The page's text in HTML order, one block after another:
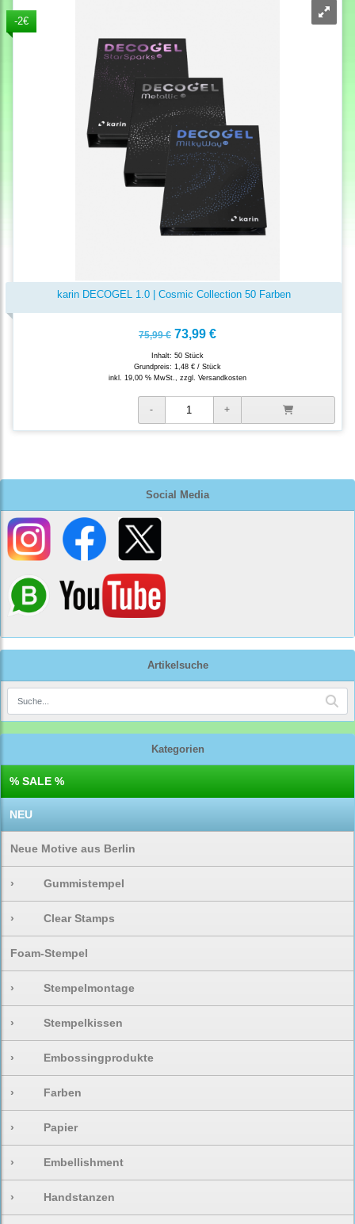
Social Media
Artikelsuche
Kategorien
% SALE %
NEU
Neue Motive aus Berlin
› Gummistempel
› Clear Stamps
Foam-Stempel
› Stempelmontage
› Stempelkissen
› Embossingprodukte
› Farben
› Papier
› Embellishment
› Handstanzen
-2€
karin DECOGEL 1.0 | Cosmic Collection 50 Farben
75,99 € 73,99 €
Inhalt: 50 Stück
Grundpreis: 1,48 € / Stück
inkl. 19,00 % MwSt., zzgl. Versandkosten